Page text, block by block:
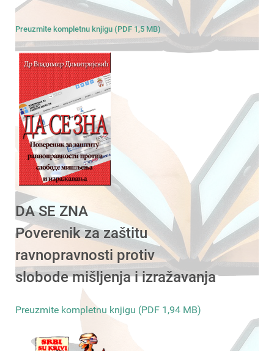
Preuzmite kompletnu knjigu (PDF 1,5 MB)
DA SE ZNA
Poverenik za zaštitu
ravnopravnosti protiv
slobode mišljenja i izražavanja
Preuzmite kompletnu knjigu (PDF 1,94 MB)